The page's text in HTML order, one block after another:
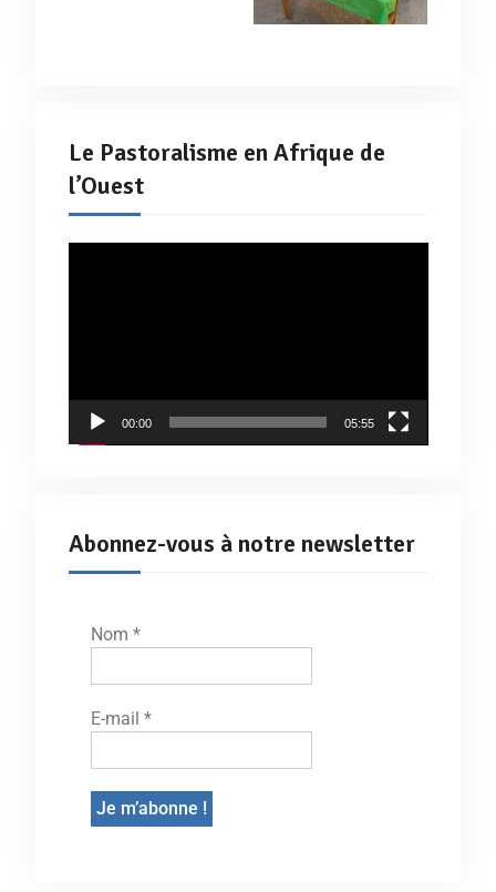
Le Pastoralisme en Afrique de
l’Ouest
00:00 05:55
Abonnez-vous à notre newsletter
Nom *
E-mail *